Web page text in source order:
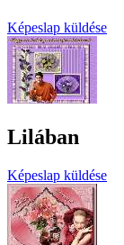
Képeslap küldése
Lilában
Képeslap küldése